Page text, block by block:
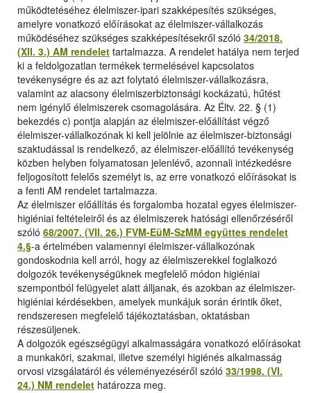
működtetéséhez élelmiszer-ipari szakképesítés szükséges,
amelyre vonatkozó előírásokat az élelmiszer-vállalkozás
működéséhez szükséges szakképesítésekről szóló 34/2018.
(XII. 3.) AM rendelet tartalmazza. A rendelet hatálya nem terjed
ki a feldolgozatlan termékek termelésével kapcsolatos
tevékenységre és az azt folytató élelmiszer-vállalkozásra,
valamint az alacsony élelmiszerbiztonsági kockázatú, hűtést
nem igénylő élelmiszerek csomagolására. Az Éltv. 22. § (1)
bekezdés c) pontja alapján az élelmiszer-előállítást végző
élelmiszer-vállalkozónak ki kell jelölnie az élelmiszer-biztonsági
szaktudással is rendelkező, az élelmiszer-előállító tevékenység
közben helyben folyamatosan jelenlévő, azonnali intézkedésre
feljogosított felelős személyt is, az erre vonatkozó előírásokat is
a fenti AM rendelet tartalmazza.
Az élelmiszer előállítás és forgalomba hozatal egyes élelmiszer-
higiéniai feltételeiről és az élelmiszerek hatósági ellenőrzéséről
szóló 68/2007. (VII. 26.) FVM-EüM-SzMM együttes rendelet
4.§-a értelmében valamennyi élelmiszer-vállalkozónak
gondoskodnia kell arról, hogy az élelmiszerekkel foglalkozó
dolgozók tevékenységüknek megfelelő módon higiéniai
szempontból felügyelet alatt álljanak, és azokban az élelmiszer-
higiéniai kérdésekben, amelyek munkájuk során érintik őket,
rendszeresen megfelelő tájékoztatásban, oktatásban
részesüljenek.
A dolgozók egészségügyi alkalmasságára vonatkozó előírásokat
a munkaköri, szakmai, illetve személyi higiénés alkalmasság
orvosi vizsgálatáról és véleményezéséről szóló 33/1998. (VI.
24.) NM rendelet határozza meg.